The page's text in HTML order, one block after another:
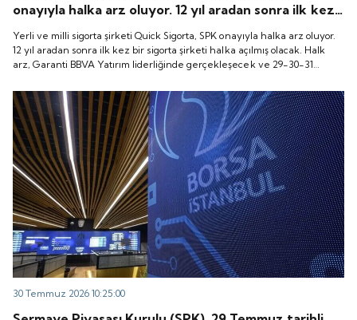
onayıyla halka arz oluyor. 12 yıl aradan sonra ilk kez
bir sigorta şirketi halka açılmış olacak. Halk arz,
Garanti BBVA Yatırım liderliğinde gerçekleşecek ve
29-30-31 Temmuz 2026 tarihlerinde talep
ile Quick Sigorta işlem görmeye başlayacak.
Yerli ve milli sigorta şirketi Quick Sigorta, SPK onayıyla halka arz oluyor.
12 yıl aradan sonra ilk kez bir sigorta şirketi halka açılmış olacak. Halk
arz, Garanti BBVA Yatırım liderliğinde gerçekleşecek ve 29-30-31
“Gong Töreni” ile Quick Sigorta işlem görmeye başlayacak.
30 Temmuz 2026 10:25:00